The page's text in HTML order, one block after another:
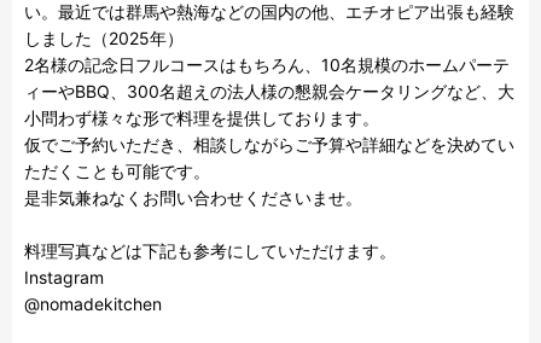
い。最近では群馬や熱海などの国内の他、エチオピア出張も経験
しました（2025年）
2名様の記念日フルコースはもちろん、10名規模のホームパーテ
ィーやBBQ、300名超えの法人様の懇親会ケータリングなど、大
小問わず様々な形で料理を提供しております。
仮でご予約いただき、相談しながらご予算や詳細などを決めてい
ただくことも可能です。
是非気兼ねなくお問い合わせくださいませ。
料理写真などは下記も参考にしていただけます。
Instagram
@nomadekitchen